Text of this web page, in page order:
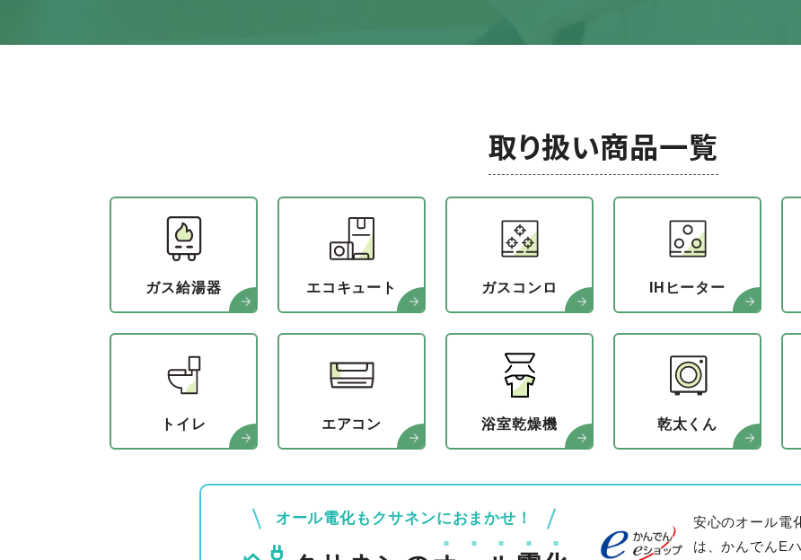
取り扱い商品一覧
ガス給湯器 エコキュート ガスコンロ IHヒーター
トイレ エアコン 浴室乾燥機 乾太くん
オール電化もクサネンにおまかせ！
安心のオール電
は、かんでんE